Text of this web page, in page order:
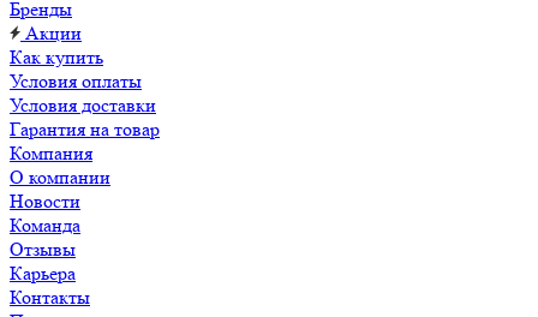
Бренды
Акции
Как купить
Условия оплаты
Условия доставки
Гарантия на товар
Компания
О компании
Новости
Команда
Отзывы
Карьера
Контакты